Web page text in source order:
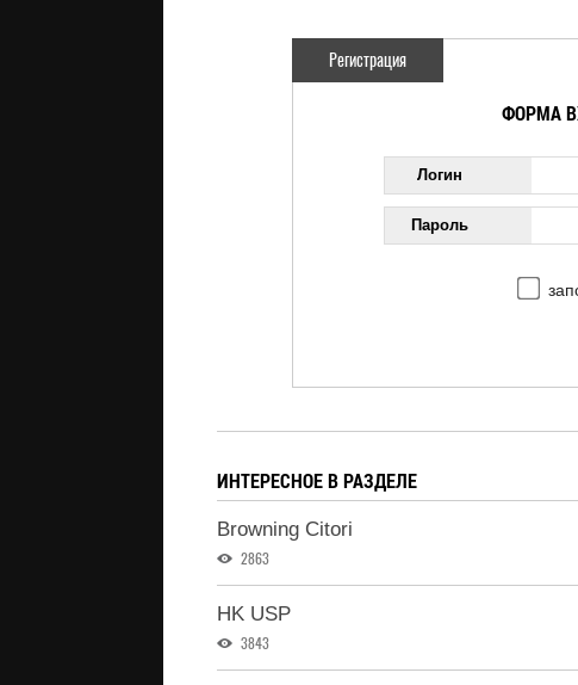
Регистрация
ФОРМА
Логин
Пароль
ИНТЕРЕСНОЕ В РАЗДЕЛЕ
Browning Citori
2863
HK USP
3843